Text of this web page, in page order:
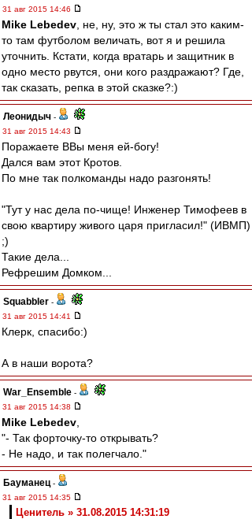
31 авг 2015 14:46
Mike Lebedev , не, ну, это ж ты стал это каким-
то там футболом величать, вот я и решила
уточнить. Кстати, когда вратарь и защитник в
одно место рвутся, они кого раздражают? Где,
так сказать, репка в этой сказке?:)
Леонидыч -
31 авг 2015 14:43
Поражаете ВВы меня ей-богу!
Дался вам этот Кротов.
По мне так полкоманды надо разгонять!
"Тут у нас дела по-чище! Инженер Тимофеев в
свою квартиру живого царя пригласил!" (ИВМП)
;)
Такие дела...
Рефрешим Домком...
Squabbler -
31 авг 2015 14:41
Клерк, спасибо:)
А в наши ворота?
War_Ensemble -
31 авг 2015 14:38
Mike Lebedev
"- Так форточку-то открывать?
- Не надо, и так полегчало."
Бауманец -
31 авг 2015 14:35
Ценитель » 31.08.2015 14:31:19